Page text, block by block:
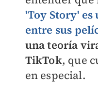
'Toy Story' es
entre sus
una teoría
TikTok, que
en especial.